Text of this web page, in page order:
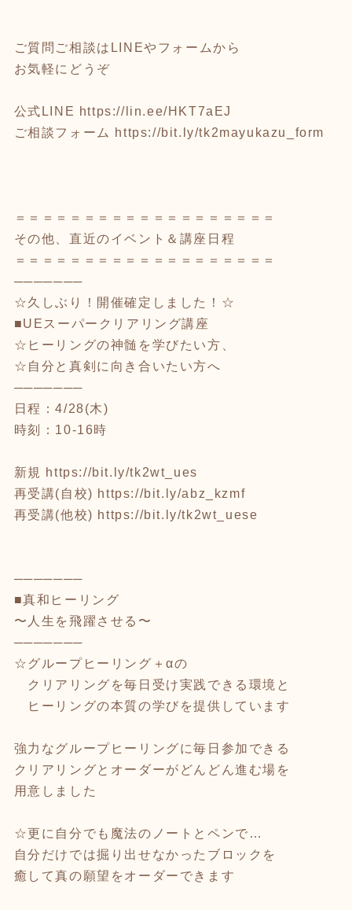
ご質問ご相談はLINEやフォームから
お気軽にどうぞ
公式LINE https://lin.ee/HKT7aEJ
ご相談フォーム https://bit.ly/tk2mayukazu_form
＝＝＝＝＝＝＝＝＝＝＝＝＝＝＝＝＝＝＝
その他、直近のイベント＆講座日程
＝＝＝＝＝＝＝＝＝＝＝＝＝＝＝＝＝＝＝
───────
☆久しぶり！開催確定しました！☆
■UEスーパークリアリング講座
☆ヒーリングの神髄を学びたい方、
☆自分と真剣に向き合いたい方へ
───────
日程：4/28(木)
時刻：10-16時
新規 https://bit.ly/tk2wt_ues
再受講(自校) https://bit.ly/abz_kzmf
再受講(他校) https://bit.ly/tk2wt_uese
───────
■真和ヒーリング
〜人生を飛躍させる〜
───────
☆グループヒーリング＋αの
クリアリングを毎日受け実践できる環境と
ヒーリングの本質の学びを提供しています
強力なグループヒーリングに毎日参加できる
クリアリングとオーダーがどんどん進む場を
用意しました
☆更に自分でも魔法のノートとペンで…
自分だけでは掘り出せなかったブロックを
癒して真の願望をオーダーできます